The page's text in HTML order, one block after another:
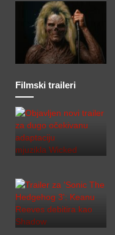
Filmski traileri